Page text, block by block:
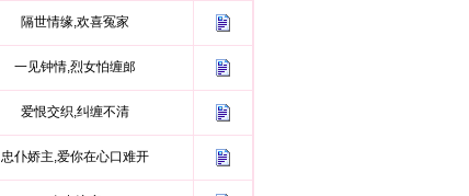
隔世情缘,欢喜冤家
一见钟情,烈女怕缠郎
爱恨交织,纠缠不清
忠仆娇主,爱你在心口难开